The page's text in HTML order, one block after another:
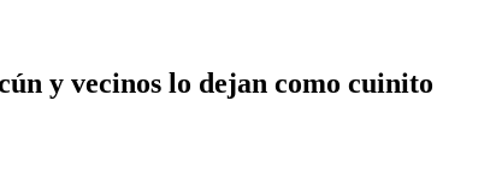
y vecinos lo dejan como cuinito